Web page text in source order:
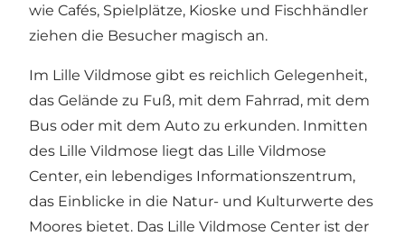
wie Cafés, Spielplätze, Kioske und Fischhändler
ziehen die Besucher magisch an.
Im Lille Vildmose gibt es reichlich Gelegenheit,
das Gelände zu Fuß, mit dem Fahrrad, mit dem
Bus oder mit dem Auto zu erkunden. Inmitten
des Lille Vildmose liegt das Lille Vildmose
Center, ein lebendiges Informationszentrum,
das Einblicke in die Natur- und Kulturwerte des
Moores bietet. Das Lille Vildmose Center ist der